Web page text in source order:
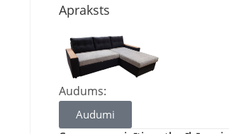
Apraksts
Audums:
Audumi